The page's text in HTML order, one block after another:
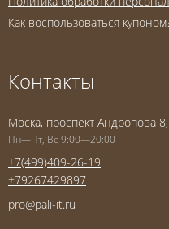
Как воспользоваться
Контакты
Моска, проспект Андропова
Пн—Пт, Вс 9:00—20:00
+7(499)409-26-19
+79267429897
pro@pali-it.ru